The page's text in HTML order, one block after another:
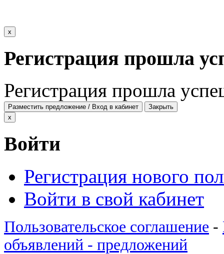
x
Регистрация прошла
Регистрация прошла
Разместить предложение / Вход в кабинет
Закрыть
x
Войти
Регистрация нового
Войти в свой кабинет
Пользовательское соглашение -
объявлений - предложений